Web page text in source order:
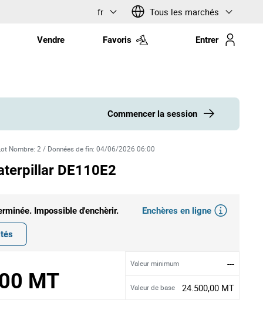
fr Tous les marchés
Vendre Favoris Entrer
Commencer la session
Nombre:2 / Données de fin:04/06/2026 06:00
DE110E2
Impossible d'enchèrir. Enchères en ligne
MT
Valeur minimum ---
Valeur de base 24.500,00 MT